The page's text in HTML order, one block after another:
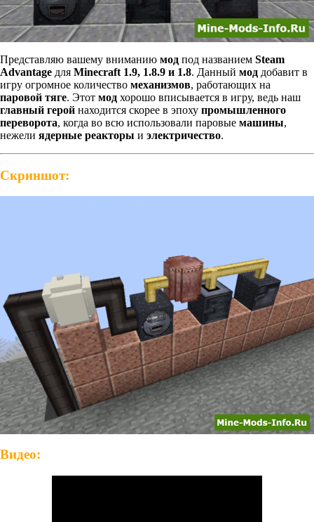
Представляю вашему вниманию мод под названием Steam
Advantage для Minecraft 1.9, 1.8.9 и 1.8. Данный мод добавит в
игру огромное количество механизмов, работающих на
паровой тяге. Этот мод хорошо вписывается в игру, ведь наш
главный герой находится скорее в эпоху промышленного
переворота, когда во всю использовали паровые машины,
нежели ядерные реакторы и электричество.
Скриншот:
Видео: